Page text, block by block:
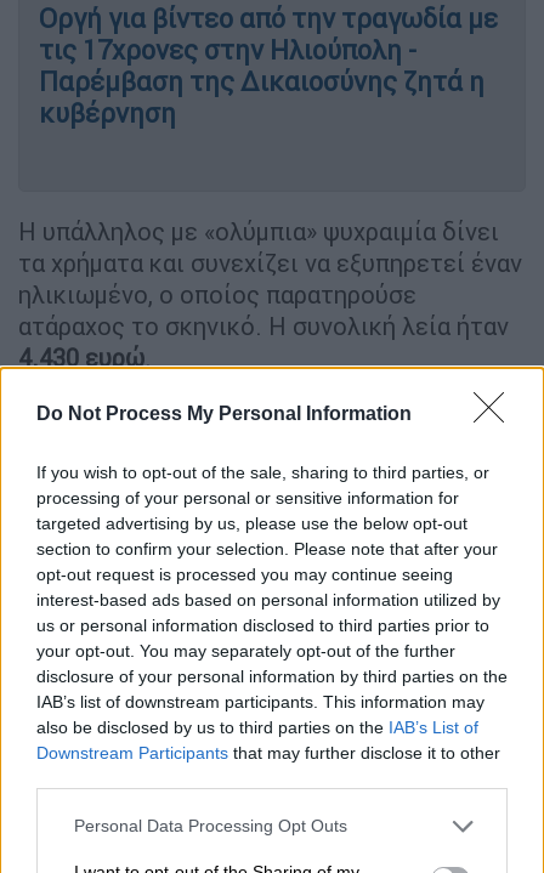
Do Not Process My Personal Information
If you wish to opt-out of the sale, sharing to third parties, or
processing of your personal or sensitive information for
targeted advertising by us, please use the below opt-out
section to confirm your selection. Please note that after your
opt-out request is processed you may continue seeing
interest-based ads based on personal information utilized by
us or personal information disclosed to third parties prior to
your opt-out. You may separately opt-out of the further
disclosure of your personal information by third parties on the
IAB’s list of downstream participants. This information may
also be disclosed by us to third parties on the IAB’s List of
Downstream Participants that may further disclose it to other
Please note that this website/app uses one or more Google
Personal Data Processing Opt Outs
Οργή για βίντεο από την τραγωδία με
τις 17χρονες στην Ηλιούπολη -
Παρέμβαση της Δικαιοσύνης ζητά η
κυβέρνηση
Η υπάλληλος με «ολύμπια» ψυχραιμία δίνει
τα χρήματα και συνεχίζει να εξυπηρετεί έναν
ηλικιωμένο, ο οποίος παρατηρούσε
ατάραχος το σκηνικό. Η συνολική λεία ήταν
4.430 ευρώ.
Τοδεύτερο βίντεοείναι από ληστεία στην
Αιγείρα Αχαΐας, όπου οι ληστές στις 4
χρηματικό ποσό των 1.527 ευρώ.